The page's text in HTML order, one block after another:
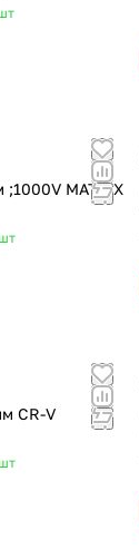
;1000V MATRIX
шт
CR-V
шт